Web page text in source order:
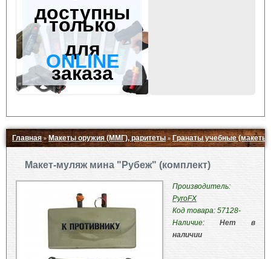
доступны
только
для
ONLINE
заказа
Главная»Макеты оружия (ММГ), раритеты» Гранаты учебные (макеты)
Макет-муляж мина "Рубеж" (комплект)
Производитель:
PyroFX
Код товара: 57128-
Наличие: Нет в
наличии